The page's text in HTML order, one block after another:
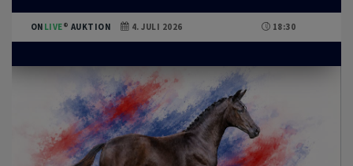
ON LIVE AUKTION 4. JULI 2026 18:30